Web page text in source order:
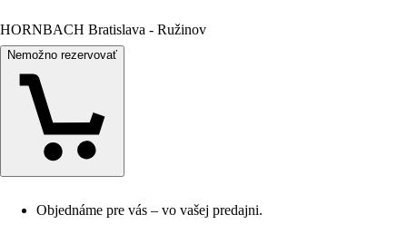
HORNBACH Bratislava - Ružinov
Nemožno rezervovať
Objednáme pre vás – vo vašej predajni.